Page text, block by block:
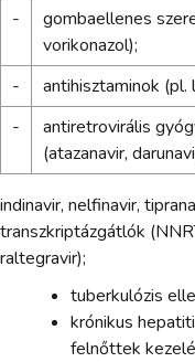
-
gombaellenes
vorikonazol);
-
antihisztaminok (pl.
-
antiretrovirális
(atazanavir,
indinavir, nelfinavir,
transzkriptázgátlók
raltegravir);
tuberkulózis
krónikus
felnőttek